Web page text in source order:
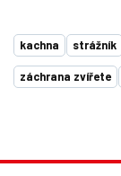
kachna strážník
záchrana zvířete